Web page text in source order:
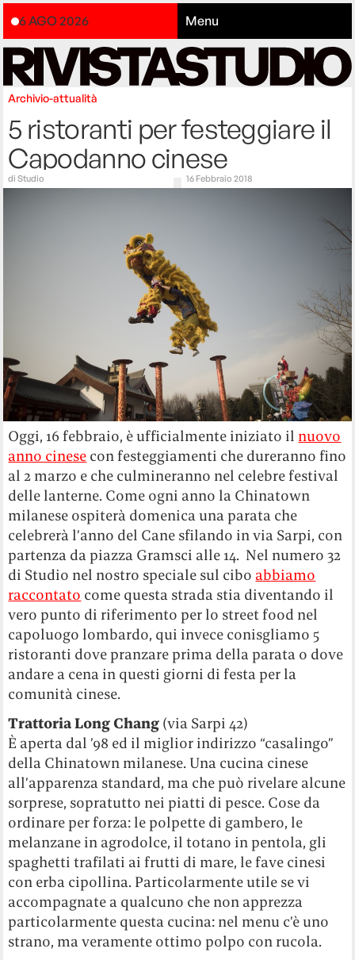
6 AGO 2026 Menu
Archivio-attualità
5 ristoranti per festeggiare il
Capodanno cinese
diStudio 16 Febbraio 2018
Oggi, 16 febbraio, è ufficialmente iniziato il nuovo
anno cinese con festeggiamenti che dureranno fino
al 2 marzo e che culmineranno nel celebre festival
delle lanterne. Come ogni anno la Chinatown
milanese ospiterà domenica una parata che
celebrerà l’anno del Cane sfilando in via Sarpi, con
partenza da piazza Gramsci alle 14. Nel numero 32
di Studio nel nostro speciale sul cibo abbiamo
raccontato come questa strada stia diventando il
vero punto di riferimento per lo street food nel
capoluogo lombardo, qui invece conisgliamo 5
ristoranti dove pranzare prima della parata o dove
andare a cena in questi giorni di festa per la
comunità cinese.
Trattoria Long Chang (via Sarpi 42)
È aperta dal ’98 ed il miglior indirizzo “casalingo”
della Chinatown milanese. Una cucina cinese
all’apparenza standard, ma che può rivelare alcune
sorprese, sopratutto nei piatti di pesce. Cose da
ordinare per forza: le polpette di gambero, le
melanzane in agrodolce, il totano in pentola, gli
spaghetti trafilati ai frutti di mare, le fave cinesi
con erba cipollina. Particolarmente utile se vi
accompagnate a qualcuno che non apprezza
particolarmente questa cucina: nel menu c’è uno
strano, ma veramente ottimo polpo con rucola.